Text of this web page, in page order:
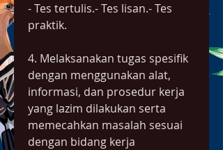
- Tes tertulis.- Tes lisan.- Tes
praktik.
4. Melaksanakan tugas spesifik
dengan menggunakan alat,
informasi, dan prosedur kerja
yang lazim dilakukan serta
memecahkan masalah sesuai
dengan bidang kerja